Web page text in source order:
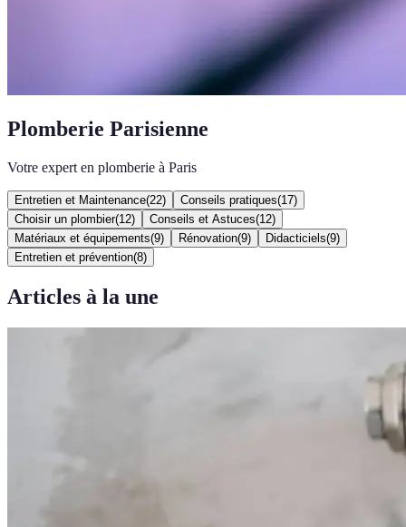
Plomberie Parisienne
Votre expert en plomberie à Paris
Entretien et Maintenance(22) Conseils pratiques(17)
Choisir un plombier(12) Conseils et Astuces(12)
Matériaux et équipements(9) Rénovation(9) Didacticiels(9)
Entretien et prévention(8)
Articles à la une